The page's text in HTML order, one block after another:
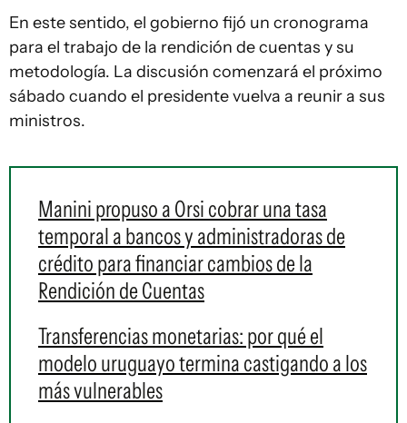
En este sentido, el gobierno fijó un cronograma
para el trabajo de la rendición de cuentas y su
metodología. La discusión comenzará el próximo
sábado cuando el presidente vuelva a reunir a sus
ministros.
Manini propuso a Orsi cobrar una tasa
temporal a bancos y administradoras de
crédito para financiar cambios de la
Rendición de Cuentas
Transferencias monetarias: por qué el
modelo uruguayo termina castigando a los
más vulnerables